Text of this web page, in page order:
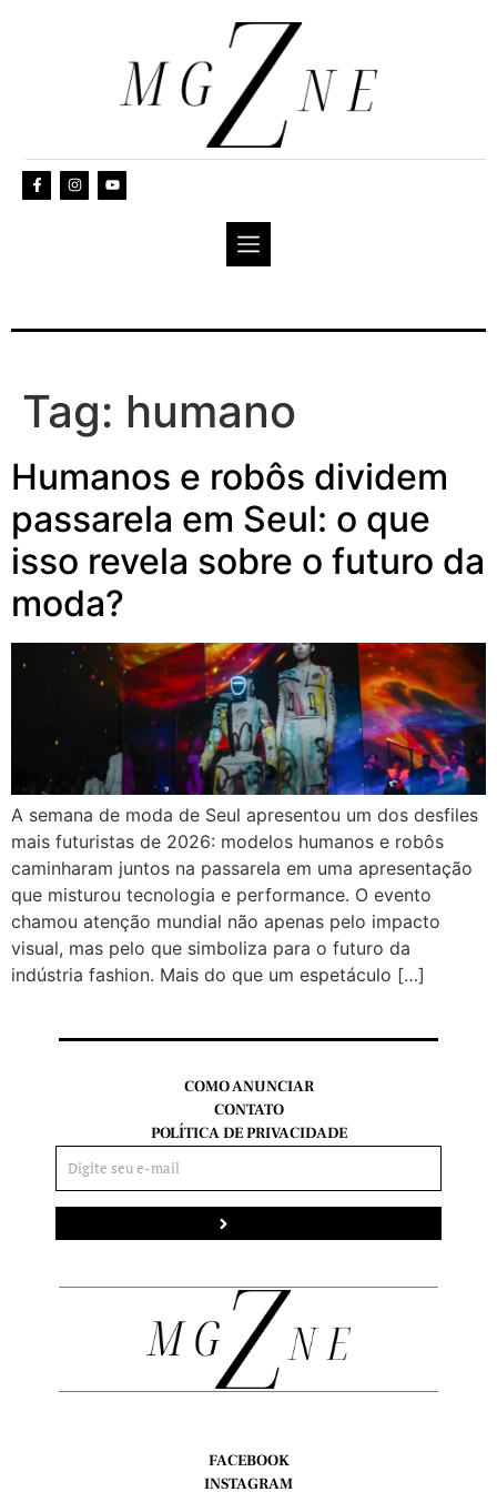
Tag: humano
Humanos e robôs dividem
passarela em Seul: o que
isso revela sobre o futuro da
moda?
A semana de moda de Seul apresentou um dos desfiles
mais futuristas de 2026: modelos humanos e robôs
caminharam juntos na passarela em uma apresentação
que misturou tecnologia e performance. O evento
chamou atenção mundial não apenas pelo impacto
visual, mas pelo que simboliza para o futuro da
indústria fashion. Mais do que um espetáculo […]
FACEBOOK
INSTAGRAM
COMO ANUNCIAR
CONTATO
POLÍTICA DE PRIVACIDADE